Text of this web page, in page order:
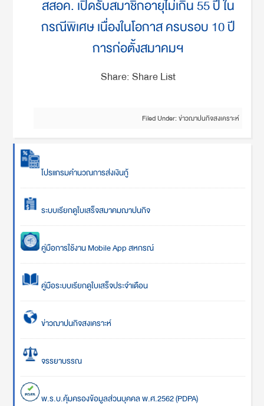
สสอค. เปิดรับสมาชิกอายุไม่เกิน 55 ปี ใน
กรณีพิเศษ เนื่องในโอกาส ครบรอบ 10 ปี
การก่อตั้งสมาคมฯ
Share: Share List
Filed Under:ข่าวฌาปนกิจสงเคราะห์
โปรแกรมคำนวณการส่งเงินกู้
ระบบเรียกดูใบเสร็จสมาคมฌาปนกิจ
คู่มือการใช้งาน Mobile App สหกรณ์
คู่มือระบบเรียกดูใบเสร็จประจำเดือน
ข่าวฌาปนกิจสงเคราะห์
จรรยาบรรณ
พ.ร.บ.คุ้มครองข้อมูลส่วนบุคคล พ.ศ.2562 (PDPA)